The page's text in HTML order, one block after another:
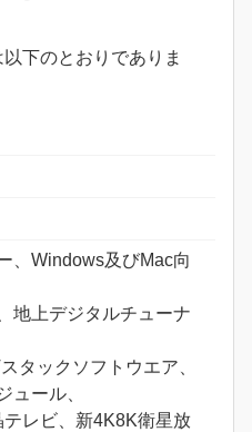
下のとおりでありま
、Windows及びMac向
地上デジタルチューナ
タックソフトウエア、
ュール、
レビ、新4K8K衛星放